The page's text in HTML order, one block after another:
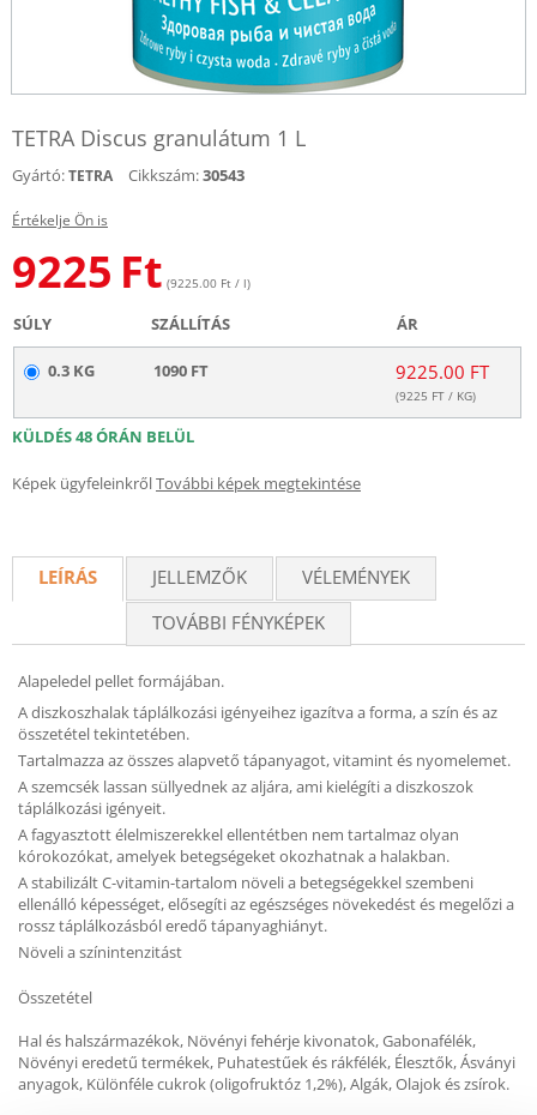
TETRA Discus granulátum 1 L
Gyártó:TETRA Cikkszám:30543
Értékelje Ön is
9225 Ft (9225.00 Ft / l)
SÚLY SZÁLLÍTÁS ÁR
0.3 KG 1090 FT 9225.00 FT
(9225 FT / KG)
KÜLDÉS 48 ÓRÁN BELÜL
Képek ügyfeleinkrőlTovábbi képek megtekintése
LEÍRÁS JELLEMZŐK
VÉLEMÉNYEK
TOVÁBBI FÉNYKÉPEK
Alapeledel pellet formájában.
A diszkoszhalak táplálkozási igényeihez igazítva a forma, a szín és az
összetétel tekintetében.
Tartalmazza az összes alapvető tápanyagot, vitamint és nyomelemet.
A szemcsék lassan süllyednek az aljára, ami kielégíti a diszkoszok
táplálkozási igényeit.
A fagyasztott élelmiszerekkel ellentétben nem tartalmaz olyan
kórokozókat, amelyek betegségeket okozhatnak a halakban.
A stabilizált C-vitamin-tartalom növeli a betegségekkel szembeni
ellenálló képességet, elősegíti az egészséges növekedést és megelőzi a
rossz táplálkozásból eredő tápanyaghiányt.
Növeli a színintenzitást
Összetétel
Hal és halszármazékok, Növényi fehérje kivonatok, Gabonafélék,
Növényi eredetű termékek, Puhatestűek és rákfélék, Élesztők, Ásványi
anyagok, Különféle cukrok (oligofruktóz 1,2%), Algák, Olajok és zsírok.